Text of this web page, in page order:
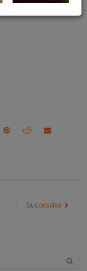
Successiva